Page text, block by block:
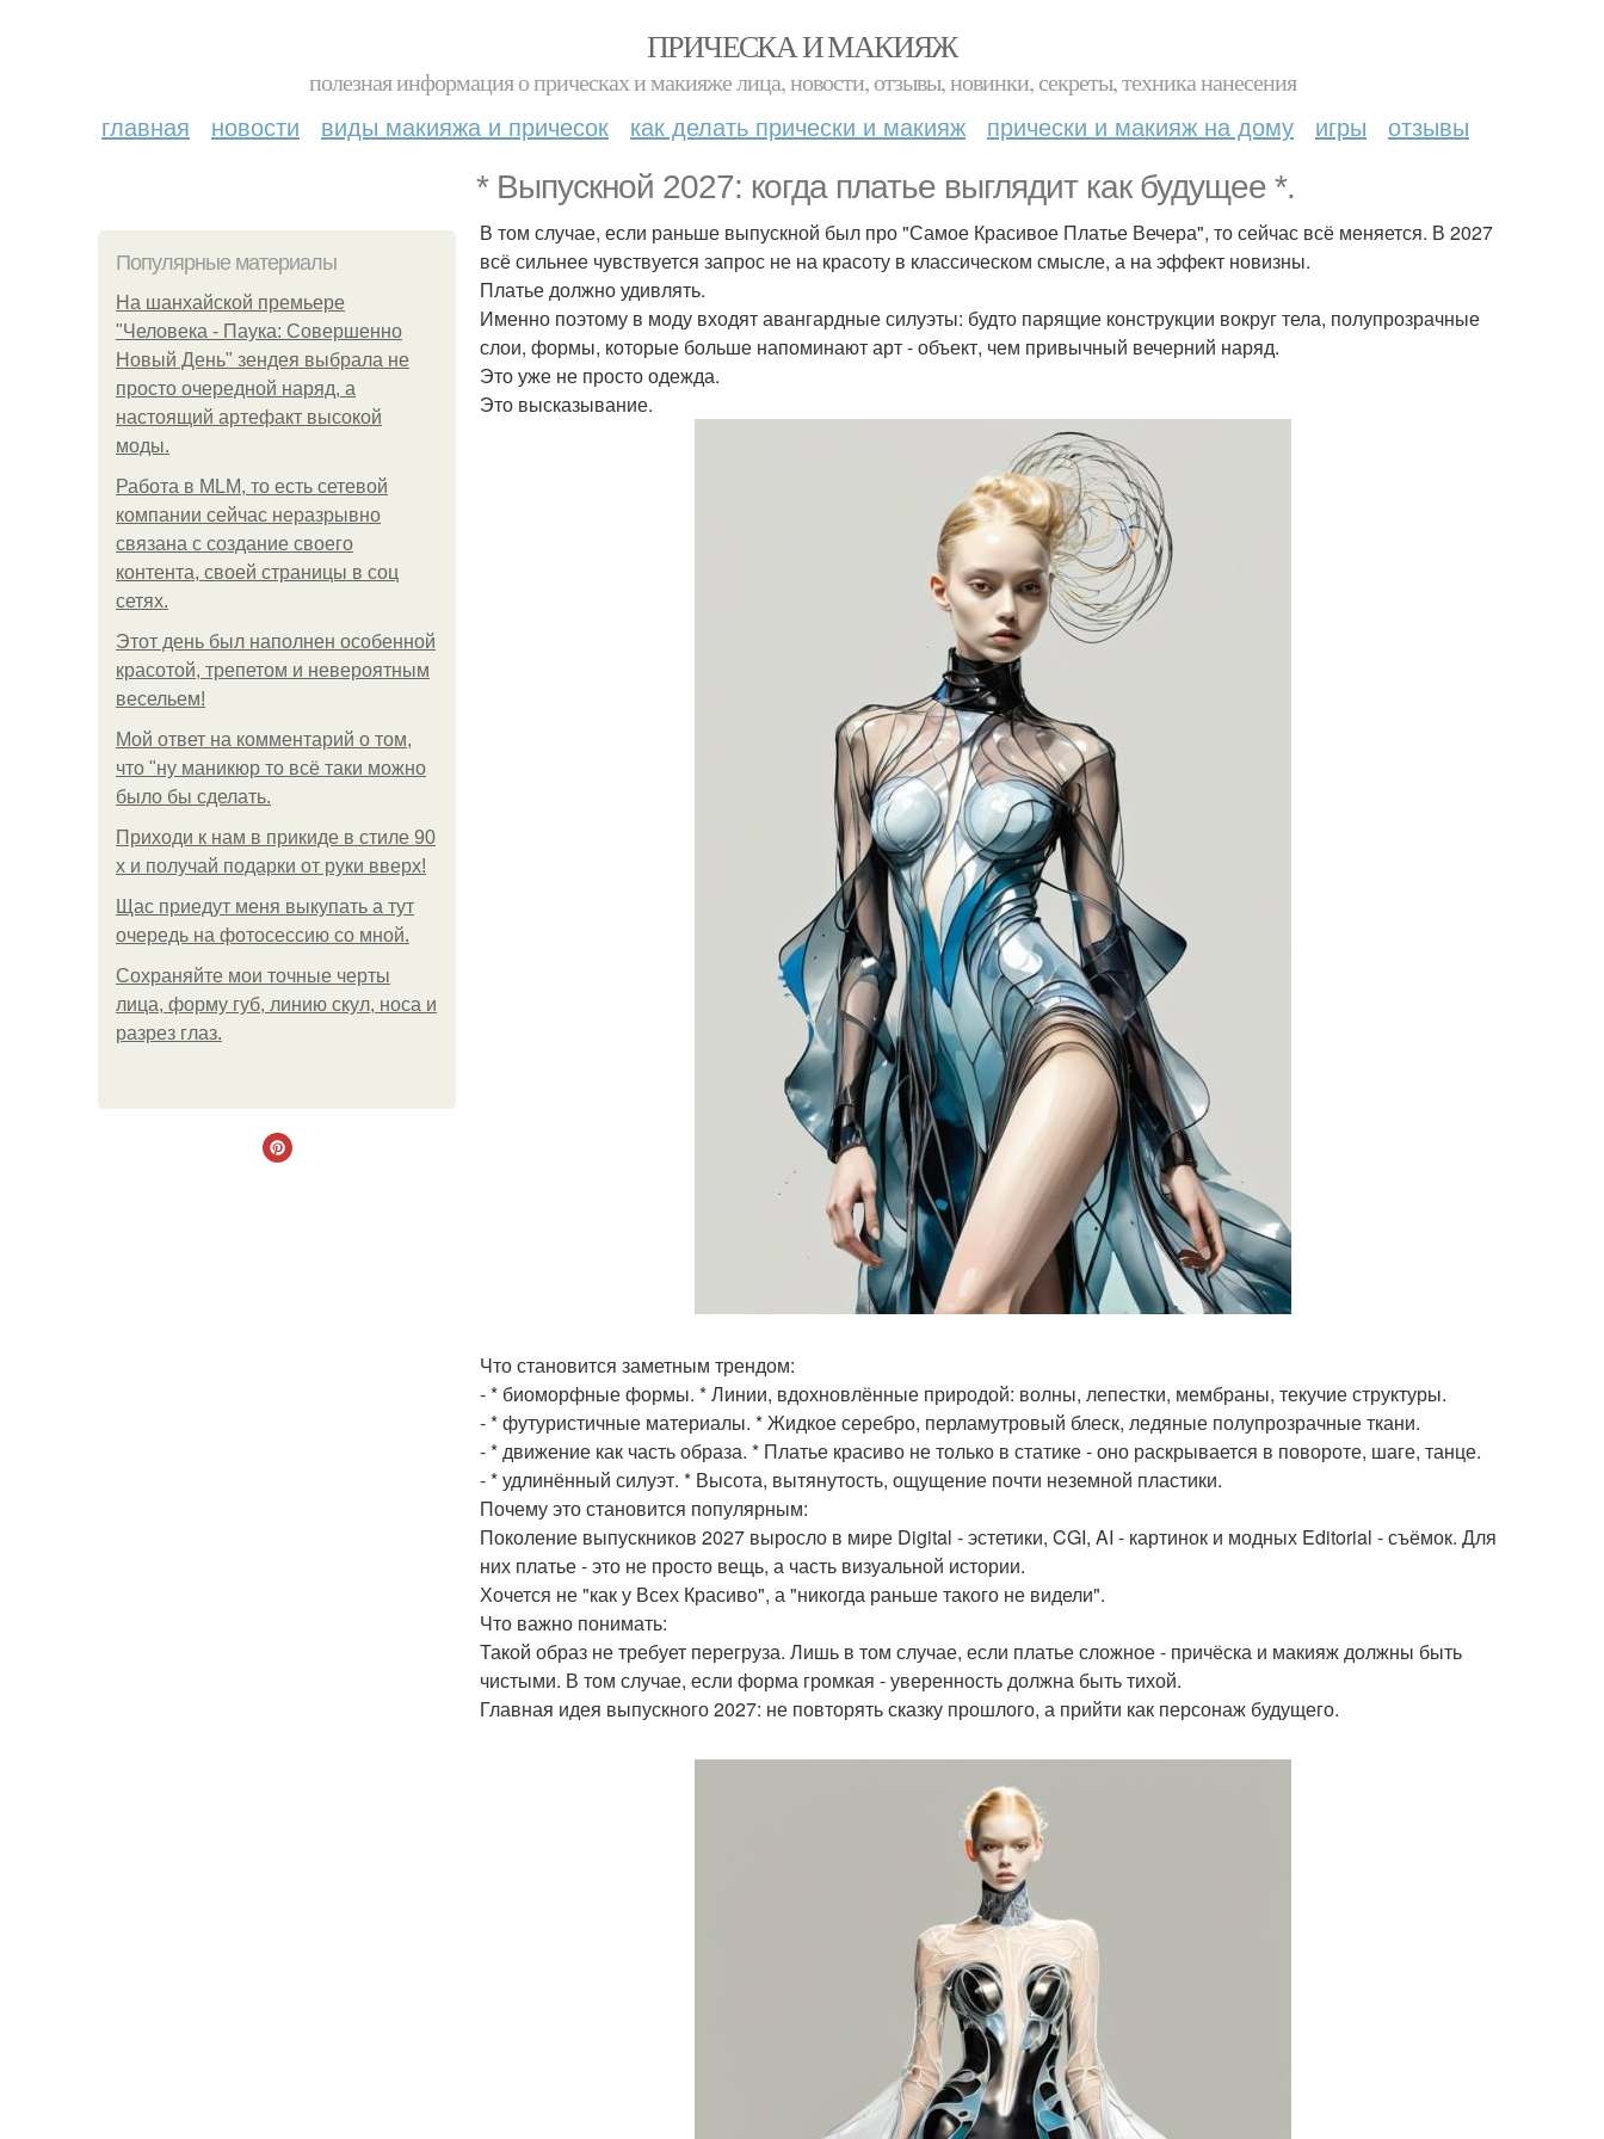
ПРИЧЕСКА И МАКИЯЖ
полезная информация о прическах и макияже лица, новости, отзывы, новинки, секреты, техника нанесения
главная новости виды макияжа и причесок как делать прически и макияж прически и макияж на дому игры отзывы
* Выпускной 2027: когда платье выглядит как будущее *.
Популярные материалы
На шанхайской премьере
"Человека - Паука: Совершенно
Новый День" зендея выбрала не
просто очередной наряд, а
настоящий артефакт высокой
моды.
Работа в MLM, то есть сетевой
компании сейчас неразрывно
связана с создание своего
контента, своей страницы в соц
сетях.
Этот день был наполнен особенной
красотой, трепетом и невероятным
весельем!
Мой ответ на комментарий о том,
что "ну маникюр то всё таки можно
было бы сделать.
Приходи к нам в прикиде в стиле 90
х и получай подарки от руки вверх!
Щас приедут меня выкупать а тут
очередь на фотосессию со мной.
Сохраняйте мои точные черты
лица, форму губ, линию скул, носа и
разрез глаз.
В том случае, если раньше выпускной был про "Самое Красивое Платье Вечера", то сейчас всё меняется. В 2027
всё сильнее чувствуется запрос не на красоту в классическом смысле, а на эффект новизны.
Платье должно удивлять.
Именно поэтому в моду входят авангардные силуэты: будто парящие конструкции вокруг тела, полупрозрачные
слои, формы, которые больше напоминают арт - объект, чем привычный вечерний наряд.
Это уже не просто одежда.
Это высказывание.
Что становится заметным трендом:
- * биоморфные формы. * Линии, вдохновлённые природой: волны, лепестки, мембраны, текучие структуры.
- * футуристичные материалы. * Жидкое серебро, перламутровый блеск, ледяные полупрозрачные ткани.
- * движение как часть образа. * Платье красиво не только в статике - оно раскрывается в повороте, шаге, танце.
- * удлинённый силуэт. * Высота, вытянутость, ощущение почти неземной пластики.
Почему это становится популярным:
Поколение выпускников 2027 выросло в мире Digital - эстетики, CGI, AI - картинок и модных Editorial - съёмок. Для
них платье - это не просто вещь, а часть визуальной истории.
Хочется не "как у Всех Красиво", а "никогда раньше такого не видели".
Что важно понимать:
Такой образ не требует перегруза. Лишь в том случае, если платье сложное - причёска и макияж должны быть
чистыми. В том случае, если форма громкая - уверенность должна быть тихой.
Главная идея выпускного 2027: не повторять сказку прошлого, а прийти как персонаж будущего.